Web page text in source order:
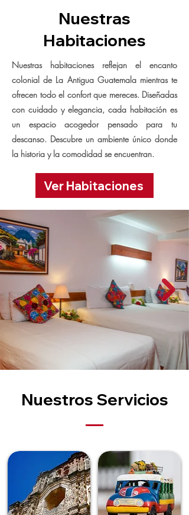
Nuestras
Habitaciones
Nuestras habitaciones reflejan el encanto
colonial de La Antigua Guatemala mientras te
ofrecen todo el confort que mereces. Diseñadas
con cuidado y elegancia, cada habitación es
un espacio acogedor pensado para tu
descanso. Descubre un ambiente único donde
la historia y la comodidad se encuentran.
Ver Habitaciones
Nuestros Servicios